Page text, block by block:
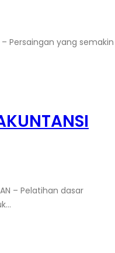
Persaingan yang semakin
– Pelatihan dasar